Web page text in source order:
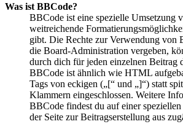
Was ist BBCode?
BBCode ist eine spezielle Umsetzung
weitreichende
gibt. Die Rechte zur Verwendung von
die Board-Administration vergeben,
durch dich für jeden einzelnen Beitrag
BBCode ist ähnlich wie HTML
Tags von eckigen („[“ und „]“) statt
Klammern eingeschlossen. Weitere
BBCode findest du auf einer
der Seite zur Beitragserstellung aus